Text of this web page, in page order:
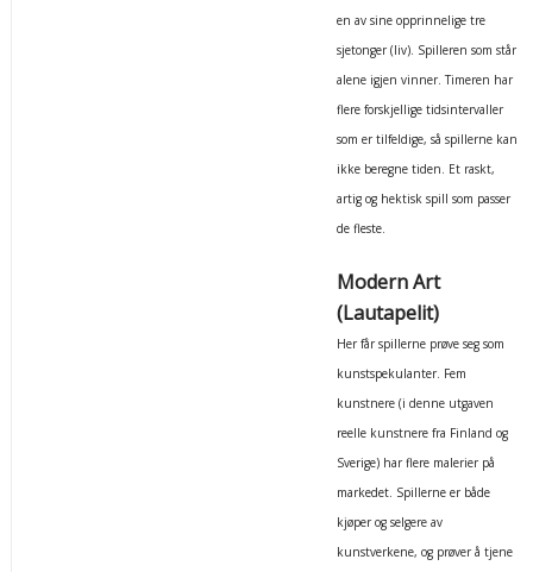
en av sine opprinnelige tre
sjetonger (liv). Spilleren som står
alene igjen vinner. Timeren har
flere forskjellige tidsintervaller
som er tilfeldige, så spillerne kan
ikke beregne tiden. Et raskt,
artig og hektisk spill som passer
de fleste.
Modern Art
(Lautapelit)
Her får spillerne prøve seg som
kunstspekulanter. Fem
kunstnere (i denne utgaven
reelle kunstnere fra Finland og
Sverige) har flere malerier på
markedet. Spillerne er både
kjøper og selgere av
kunstverkene, og prøver å tjene